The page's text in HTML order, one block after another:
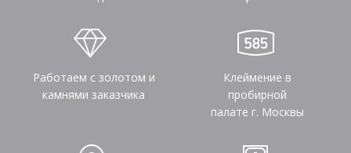
Работаем с золотом и
камнями заказчика
Клеймение в
пробирной
палате г. Москвы